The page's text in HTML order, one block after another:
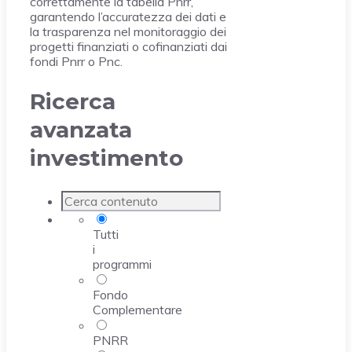
garantendo l’accuratezza dei dati e
la trasparenza nel monitoraggio dei
progetti finanziati o cofinanziati dai
fondi Pnrr o Pnc.
Ricerca
avanzata
investimento
Tutti
i
programmi
Fondo
Complementare
PNRR